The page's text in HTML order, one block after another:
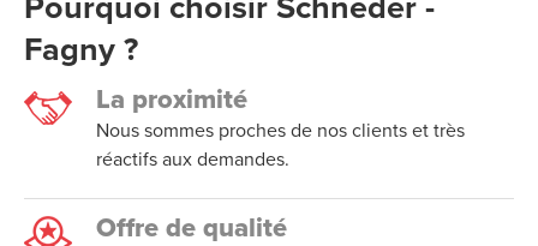
Pourquoi choisir Schneder -
Fagny ?
La proximité
Nous sommes proches de nos clients et très
réactifs aux demandes.
Offre de qualité